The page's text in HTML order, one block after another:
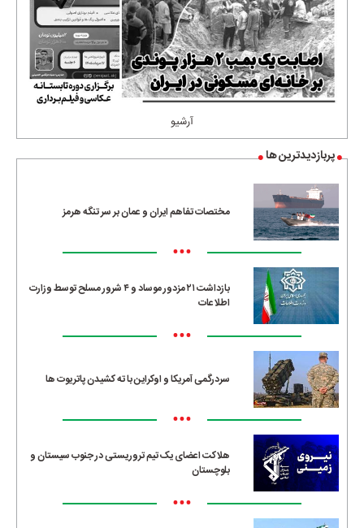
آرشیو
پربازدیدترین ها
مختصات تفاهم ایران و عمان بر سر تنگه هرمز
•••
بازداشت ۲۱ مزدور موساد و ۴ شرور مسلح توسط وزارت
اطلاعات
•••
سردرگمی آمریکا و اوکراین با ته کشیدن پاتریوت ها
•••
هلاکت اعضای یک تیم تروریستی در جنوب سیستان و
بلوچستان
•••